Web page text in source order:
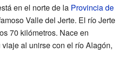
en el norte de la Provincia de
Valle del Jerte. El río Jerte
70 kilómetros. Nace en
al unirse con el río Alagón,